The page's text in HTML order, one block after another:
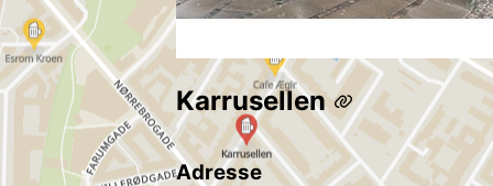
Karrusellen
Adresse